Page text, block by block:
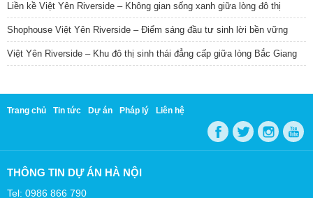
Liền kề Việt Yên Riverside – Không gian sống xanh giữa lòng đô thị
Shophouse Việt Yên Riverside – Điểm sáng đầu tư sinh lời bền vững
Việt Yên Riverside – Khu đô thị sinh thái đẳng cấp giữa lòng Bắc Giang
Trang chủ Tin tức Dự án Pháp lý Liên hệ
THÔNG TIN DỰ ÁN HÀ NỘI
Tel: 0986 866 790